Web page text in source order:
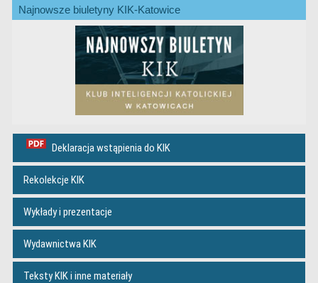
Najnowsze biuletyny KIK-Katowice
Deklaracja wstąpienia do KIK
Rekolekcje KIK
Wykłady i prezentacje
Wydawnictwa KIK
Teksty KIK i inne materiały